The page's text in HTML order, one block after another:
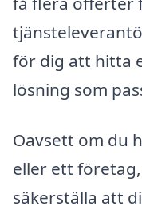
för dig att hitta
lösning som
Oavsett om du
eller ett
säkerställa att